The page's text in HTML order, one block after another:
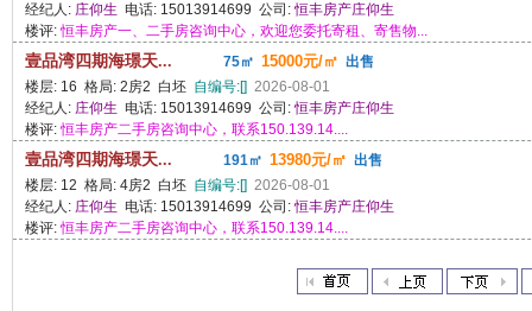
经纪人: 庄仰生 电话: 15013914699 公司:恒丰房产庄仰生
楼评:恒丰房产一、二手房咨询中心，欢迎您委托寄租、寄售物...
壹品湾四期海璟天... 75㎡ 15000元/㎡ 出售
楼层: 16 格局: 2房2 白坯 自编号:[] 2026-08-01
经纪人: 庄仰生 电话: 15013914699 公司:恒丰房产庄仰生
楼评:恒丰房产二手房咨询中心，联系150.139.14....
壹品湾四期海璟天... 191㎡ 13980元/㎡ 出售
楼层: 12 格局: 4房2 白坯 自编号:[] 2026-08-01
经纪人: 庄仰生 电话: 15013914699 公司:恒丰房产庄仰生
楼评:恒丰房产二手房咨询中心，联系150.139.14....